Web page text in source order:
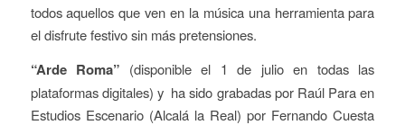
todos aquellos que ven en la música una herramienta para
el disfrute festivo sin más pretensiones.
“Arde Roma” (disponible el 1 de julio en todas las
plataformas digitales) y ha sido grabadas por Raúl Para en
Estudios Escenario (Alcalá la Real) por Fernando Cuesta